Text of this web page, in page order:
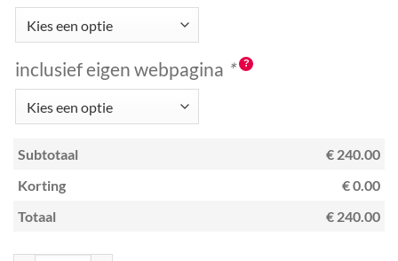
inclusief eigen webpagina *
Subtotaal
€ 240.00
Korting
€ 0.00
Totaal
€ 240.00